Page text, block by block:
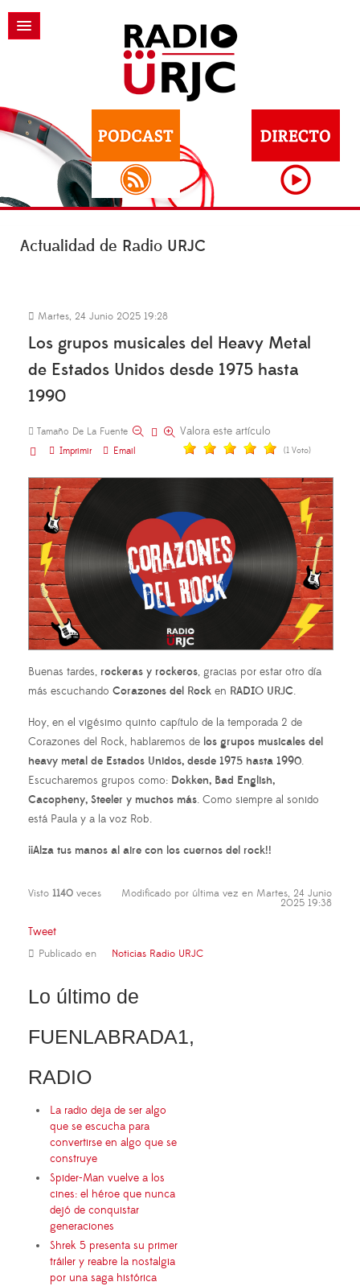
Actualidad de Radio URJC
Martes, 24 Junio 2025 19:28
Los grupos musicales del Heavy Metal
de Estados Unidos desde 1975 hasta
1990
Tamaño De La Fuente
Imprimir
Email
Valora este artículo
(1 Voto)
Buenas tardes, rockeras y rockeros, gracias por estar otro día
más escuchando Corazones del Rock en RADIO URJC.
Hoy, en el vigésimo quinto capítulo de la temporada 2 de
Corazones del Rock, hablaremos de los grupos musicales del
heavy metal de Estados Unidos, desde 1975 hasta 1990.
Escucharemos grupos como: Dokken, Bad English,
Cacopheny, Steeler y muchos más. Como siempre al sonido
está Paula y a la voz Rob.
¡¡Alza tus manos al aire con los cuernos del rock!!
Visto 1140 veces Modificado por última vez en Martes, 24 Junio
2025 19:38
Tweet
Publicado en Noticias Radio URJC
Lo último de
FUENLABRADA1,
RADIO
La radio deja de ser algo
que se escucha para
convertirse en algo que se
construye
Spider-Man vuelve a los
cines: el héroe que nunca
dejó de conquistar
generaciones
Shrek 5 presenta su primer
tráiler y reabre la nostalgia
por una saga histórica